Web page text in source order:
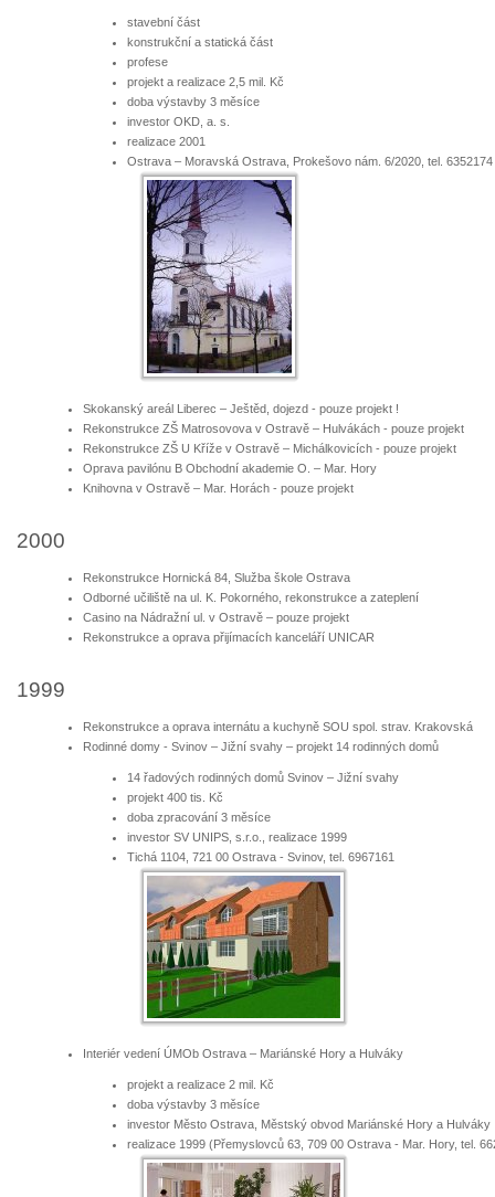
stavební část
konstrukční a statická část
profese
projekt a realizace 2,5 mil. Kč
doba výstavby 3 měsíce
investor OKD, a. s.
realizace 2001
Ostrava – Moravská Ostrava, Prokešovo nám. 6/2020, tel. 6352174
Skokanský areál Liberec – Ještěd, dojezd - pouze projekt !
Rekonstrukce ZŠ Matrosovova v Ostravě – Hulvákách - pouze projekt
Rekonstrukce ZŠ U Kříže v Ostravě – Michálkovicích - pouze projekt
Oprava pavilónu B Obchodní akademie O. – Mar. Hory
Knihovna v Ostravě – Mar. Horách - pouze projekt
2000
Rekonstrukce Hornická 84, Služba škole Ostrava
Odborné učiliště na ul. K. Pokorného, rekonstrukce a zateplení
Casino na Nádražní ul. v Ostravě – pouze projekt
Rekonstrukce a oprava přijímacích kanceláří UNICAR
1999
Rekonstrukce a oprava internátu a kuchyně SOU spol. strav. Krakovská
Rodinné domy - Svinov – Jižní svahy – projekt 14 rodinných domů
14 řadových rodinných domů Svinov – Jižní svahy
projekt 400 tis. Kč
doba zpracování 3 měsíce
investor SV UNIPS, s.r.o., realizace 1999
Tichá 1104, 721 00 Ostrava - Svinov, tel. 6967161
Interiér vedení ÚMOb Ostrava – Mariánské Hory a Hulváky
projekt a realizace 2 mil. Kč
doba výstavby 3 měsíce
investor Město Ostrava, Městský obvod Mariánské Hory a Hulváky
realizace 1999 (Přemyslovců 63, 709 00 Ostrava - Mar. Hory, tel.